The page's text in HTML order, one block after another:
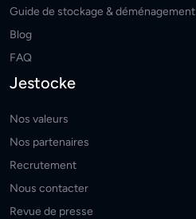
Guide de stockage & déménagement
Blog
FAQ
Jestocke
Nos valeurs
Nos partenaires
Recrutement
Nous contacter
Revue de presse